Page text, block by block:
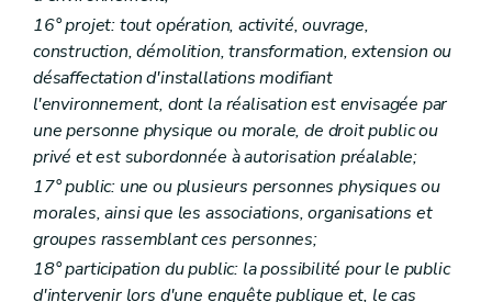
Art. D 151
Art. D 152
Art. D 153
Art. D 154
Art. D 155
ChapitreII
Infractions aux règlements et décisions européens – Décret du 22 juillet 2010, art. 57
Art. D 155bis
Mesures de restitution qui peuvent être prononcées par le juge – Décret du 5 juin 2008, art. 2)
Art. D 156
Art. D 157
Art. D 158
Extinction éventuelle de l'action publique moyennant une transaction – Décret du 5 juin 2008, art. 2)
Art. D 159
Titre VI Amendes administratives – Décret du 5 juin 2008, art. 2)
16° projet: tout opération, activité, ouvrage,
construction, démolition, transformation, extension ou
désaffectation d'installations modifiant
l'environnement, dont la réalisation est envisagée par
une personne physique ou morale, de droit public ou
privé et est subordonnée à autorisation préalable;
17° public: une ou plusieurs personnes physiques ou
morales, ainsi que les associations, organisations et
groupes rassemblant ces personnes;
18° participation du public: la possibilité pour le public
d'intervenir lors d'une enquête publique et, le cas